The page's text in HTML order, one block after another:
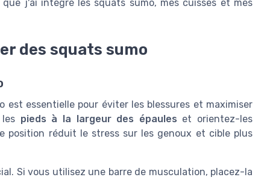
j'ai intégré les squats sumo, mes cuisses et mes
des squats sumo
est essentielle pour éviter les blessures et maximiser
pieds à la largeur des épaules et orientez-les
position réduit le stress sur les genoux et cible plus
Si vous utilisez une barre de musculation, placez-la